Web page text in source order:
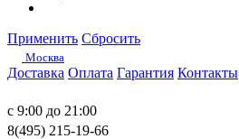
Применить Сбросить
Москва
Доставка Оплата Гарантия Контакты
с 9:00 до 21:00
8(495) 215-19-66